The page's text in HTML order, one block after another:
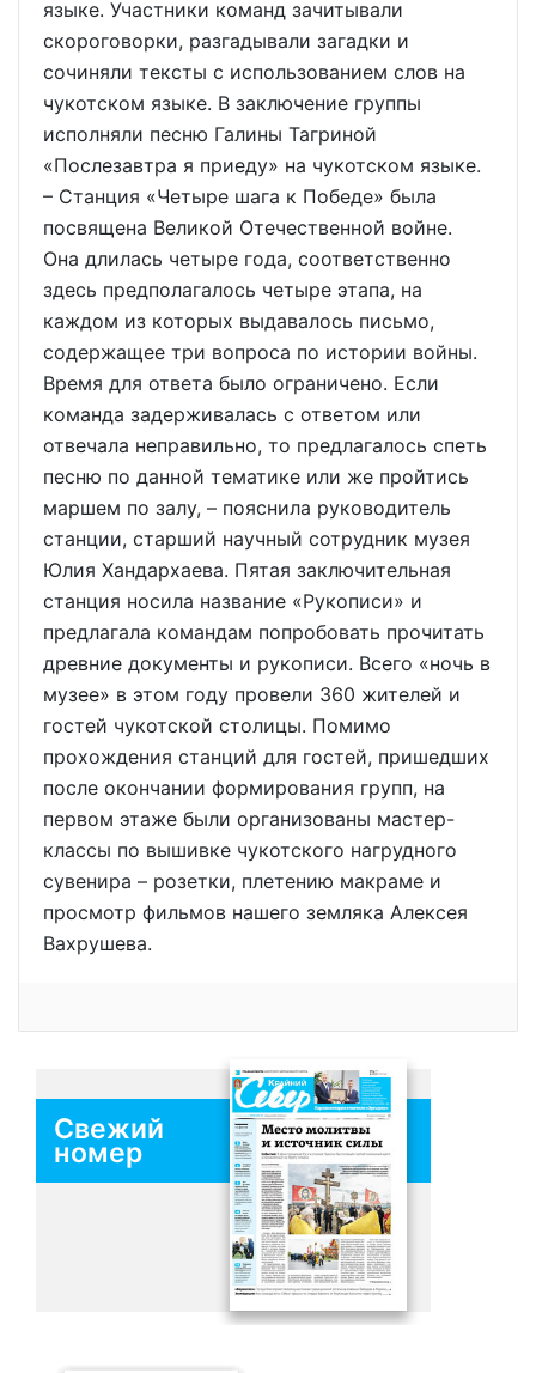
языке. Участники команд зачитывали
скороговорки, разгадывали загадки и
сочиняли тексты с использованием слов на
чукотском языке. В заключение группы
исполняли песню Галины Тагриной
«Послезавтра я приеду» на чукотском языке.
– Станция «Четыре шага к Победе» была
посвящена Великой Отечественной войне.
Она длилась четыре года, соответственно
здесь предполагалось четыре этапа, на
каждом из которых выдавалось письмо,
содержащее три вопроса по истории войны.
Время для ответа было ограничено. Если
команда задерживалась с ответом или
отвечала неправильно, то предлагалось спеть
песню по данной тематике или же пройтись
маршем по залу, – пояснила руководитель
станции, старший научный сотрудник музея
Юлия Хандархаева. Пятая заключительная
станция носила название «Рукописи» и
предлагала командам попробовать прочитать
древние документы и рукописи. Всего «ночь в
музее» в этом году провели 360 жителей и
гостей чукотской столицы. Помимо
прохождения станций для гостей, пришедших
после окончании формирования групп, на
первом этаже были организованы мастер-
классы по вышивке чукотского нагрудного
сувенира – розетки, плетению макраме и
просмотр фильмов нашего земляка Алексея
Вахрушева.
Свежий
номер